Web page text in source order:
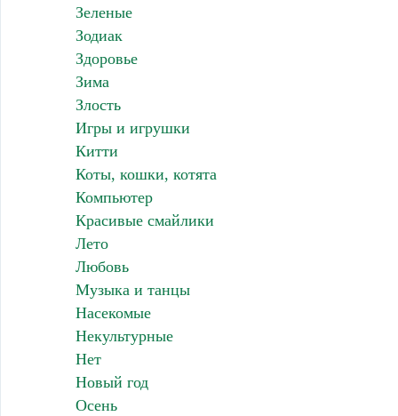
Зеленые
Зодиак
Здоровье
Зима
Злость
Игры и игрушки
Китти
Коты, кошки, котята
Компьютер
Красивые смайлики
Лето
Любовь
Музыка и танцы
Насекомые
Некультурные
Нет
Новый год
Осень